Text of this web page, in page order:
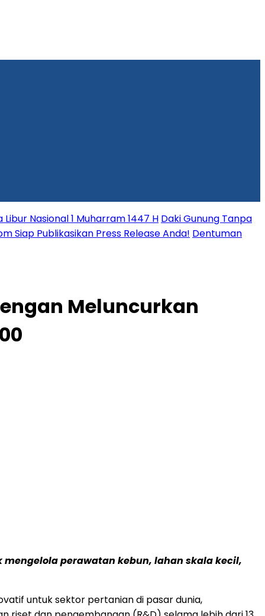
Nasional 1 Muharram 1447 H Daki Gunung Tanpa
Siap Publikasikan Press Release Anda! Dentuman
Meluncurkan
perawatan kebun, lahan skala kecil,
untuk sektor pertanian di pasar dunia,